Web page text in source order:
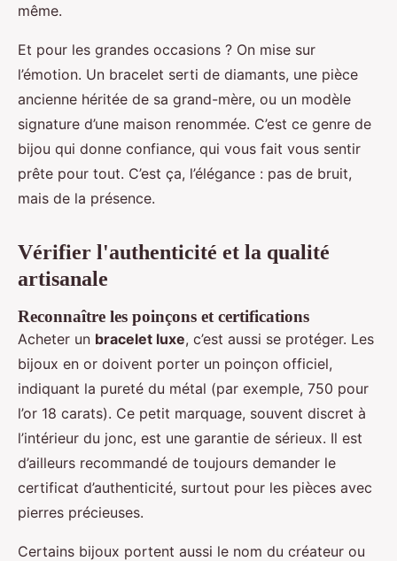
même.
Et pour les grandes occasions ? On mise sur
l’émotion. Un bracelet serti de diamants, une pièce
ancienne héritée de sa grand-mère, ou un modèle
signature d’une maison renommée. C’est ce genre de
bijou qui donne confiance, qui vous fait vous sentir
prête pour tout. C’est ça, l’élégance : pas de bruit,
mais de la présence.
Vérifier l'authenticité et la qualité
artisanale
Reconnaître les poinçons et certifications
Acheter un bracelet luxe, c’est aussi se protéger. Les
bijoux en or doivent porter un poinçon officiel,
indiquant la pureté du métal (par exemple, 750 pour
l’or 18 carats). Ce petit marquage, souvent discret à
l’intérieur du jonc, est une garantie de sérieux. Il est
d’ailleurs recommandé de toujours demander le
certificat d’authenticité, surtout pour les pièces avec
pierres précieuses.
Certains bijoux portent aussi le nom du créateur ou